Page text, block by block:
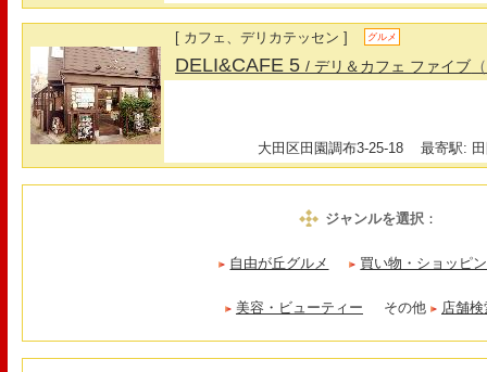
[ カフェ、デリカテッセン ] グルメ
DELI&CAFE 5/ デリ＆カフェ ファイブ
大田区田園調布3-25-18 最寄駅: 田
ジャンルを選択：
自由が丘グルメ 買い物・ショッピ
美容・ビューティー その他 店舗